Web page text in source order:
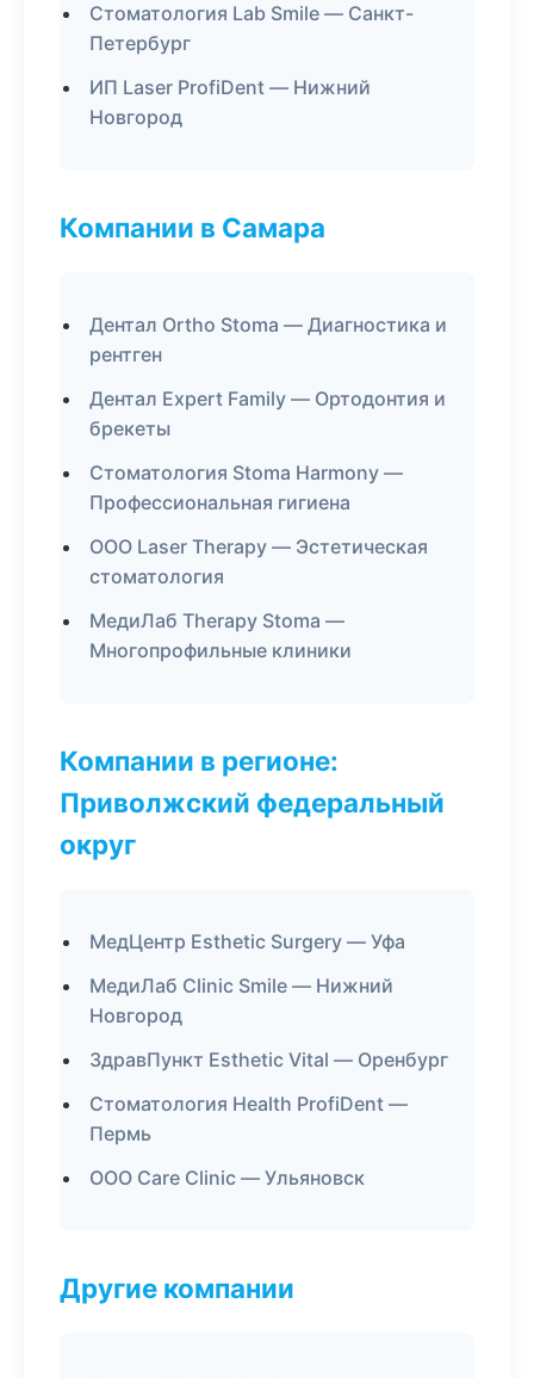
Стоматология Lab Smile — Санкт-
Петербург
ИП Laser ProfiDent — Нижний
Новгород
Компании в Самара
Дентал Ortho Stoma — Диагностика и
рентген
Дентал Expert Family — Ортодонтия и
брекеты
Стоматология Stoma Harmony —
Профессиональная гигиена
ООО Laser Therapy — Эстетическая
стоматология
МедиЛаб Therapy Stoma —
Многопрофильные клиники
Компании в регионе:
Приволжский федеральный
округ
МедЦентр Esthetic Surgery — Уфа
МедиЛаб Clinic Smile — Нижний
Новгород
ЗдравПункт Esthetic Vital — Оренбург
Стоматология Health ProfiDent —
Пермь
ООО Care Clinic — Ульяновск
Другие компании